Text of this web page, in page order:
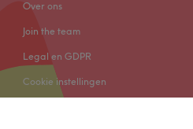
Over ons
Join the team
Legal en GDPR
Cookie instellingen